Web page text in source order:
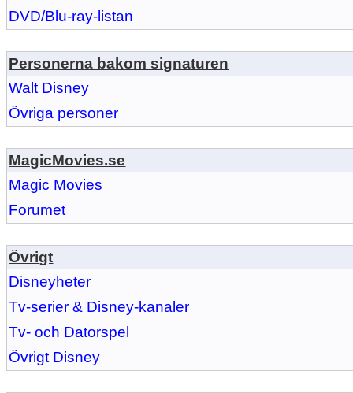
DVD/Blu-ray-listan
Personerna bakom signaturen
Walt Disney
Övriga personer
MagicMovies.se
Magic Movies
Forumet
Övrigt
Disneyheter
Tv-serier & Disney-kanaler
Tv- och Datorspel
Övrigt Disney